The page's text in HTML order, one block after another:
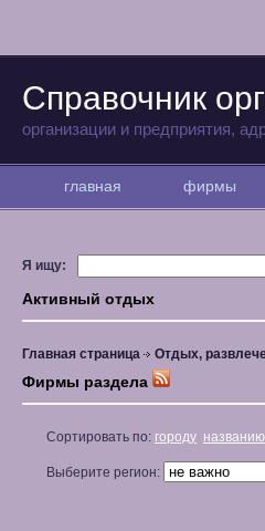
Справочник
организации и предприятия,
главная фирмы
Я ищу:
Активный отдых
Главная страница Отдых,
Фирмы раздела
Сортировать по: городу названию
Выберите регион: